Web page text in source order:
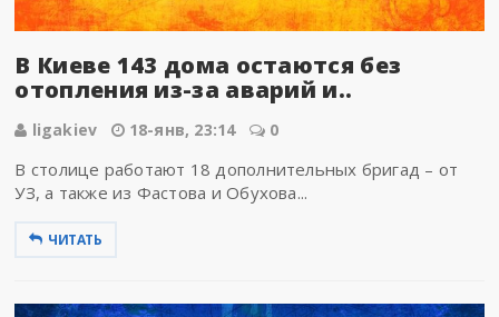
В Киеве 143 дома остаются без
отопления из-за аварий и..
ligakiev 18-янв, 23:14 0
В столице работают 18 дополнительных бригад – от
УЗ, а также из Фастова и Обухова...
ЧИТАТЬ